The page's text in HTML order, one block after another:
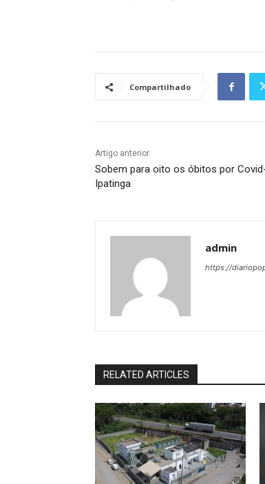
Compartilhado
Artigo anterior
Sobem para oito os óbitos por
Ipatinga
admin
https://
RELATED ARTICLES